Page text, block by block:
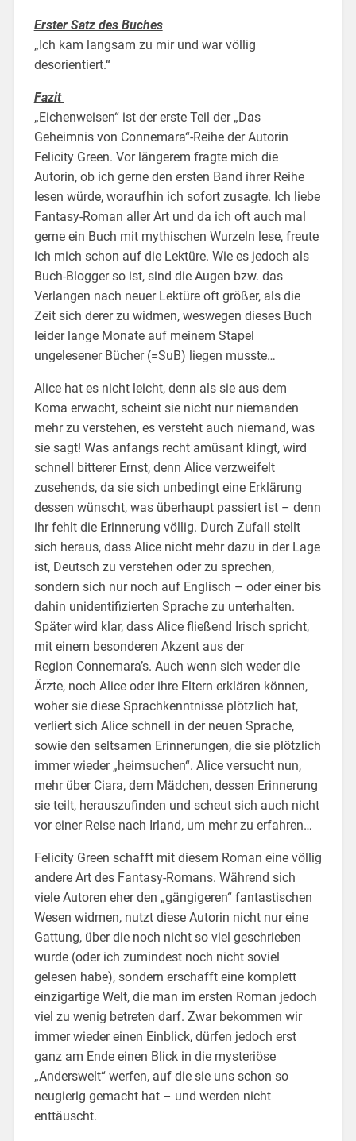
Erster Satz des Buches
„Ich kam langsam zu mir und war völlig
desorientiert.“
Fazit
„Eichenweisen“ ist der erste Teil der „Das
Geheimnis von Connemara“-Reihe der Autorin
Felicity Green. Vor längerem fragte mich die
Autorin, ob ich gerne den ersten Band ihrer Reihe
lesen würde, woraufhin ich sofort zusagte. Ich liebe
Fantasy-Roman aller Art und da ich oft auch mal
gerne ein Buch mit mythischen Wurzeln lese, freute
ich mich schon auf die Lektüre. Wie es jedoch als
Buch-Blogger so ist, sind die Augen bzw. das
Verlangen nach neuer Lektüre oft größer, als die
Zeit sich derer zu widmen, weswegen dieses Buch
leider lange Monate auf meinem Stapel
ungelesener Bücher (=SuB) liegen musste…
Alice hat es nicht leicht, denn als sie aus dem
Koma erwacht, scheint sie nicht nur niemanden
mehr zu verstehen, es versteht auch niemand, was
sie sagt! Was anfangs recht amüsant klingt, wird
schnell bitterer Ernst, denn Alice verzweifelt
zusehends, da sie sich unbedingt eine Erklärung
dessen wünscht, was überhaupt passiert ist – denn
ihr fehlt die Erinnerung völlig. Durch Zufall stellt
sich heraus, dass Alice nicht mehr dazu in der Lage
ist, Deutsch zu verstehen oder zu sprechen,
sondern sich nur noch auf Englisch – oder einer bis
dahin unidentifizierten Sprache zu unterhalten.
Später wird klar, dass Alice fließend Irisch spricht,
mit einem besonderen Akzent aus der
Region Connemara’s. Auch wenn sich weder die
Ärzte, noch Alice oder ihre Eltern erklären können,
woher sie diese Sprachkenntnisse plötzlich hat,
verliert sich Alice schnell in der neuen Sprache,
sowie den seltsamen Erinnerungen, die sie plötzlich
immer wieder „heimsuchen“. Alice versucht nun,
mehr über Ciara, dem Mädchen, dessen Erinnerung
sie teilt, herauszufinden und scheut sich auch nicht
vor einer Reise nach Irland, um mehr zu erfahren…
Felicity Green schafft mit diesem Roman eine völlig
andere Art des Fantasy-Romans. Während sich
viele Autoren eher den „gängigeren“ fantastischen
Wesen widmen, nutzt diese Autorin nicht nur eine
Gattung, über die noch nicht so viel geschrieben
wurde (oder ich zumindest noch nicht soviel
gelesen habe), sondern erschafft eine komplett
einzigartige Welt, die man im ersten Roman jedoch
viel zu wenig betreten darf. Zwar bekommen wir
immer wieder einen Einblick, dürfen jedoch erst
ganz am Ende einen Blick in die mysteriöse
„Anderswelt“ werfen, auf die sie uns schon so
neugierig gemacht hat – und werden nicht
enttäuscht.